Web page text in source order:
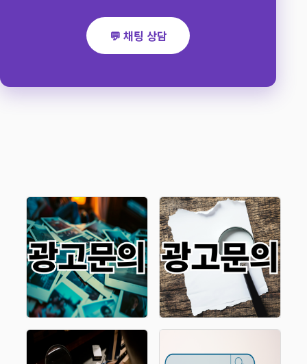
💬 채팅 상담